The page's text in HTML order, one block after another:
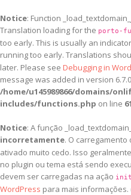
Notice: Function
Translation loading for the porto-
too early. This is usually an
running too early. Translations
later. Please see Debugging in
message was added in version
/home/u145989866/domains/
includes/functions.php on line
Notice: A função
incorretamente. O
ativado muito cedo. Isso
no plugin ou tema está sendo
devem ser carregadas na ação init
WordPress para mais